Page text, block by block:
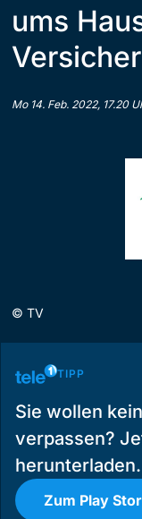
ums
Mo 14. Feb. 2022, 17.20
© TV
TIPP
Sie wollen
verpassen?
herunterladen.
Zum Play